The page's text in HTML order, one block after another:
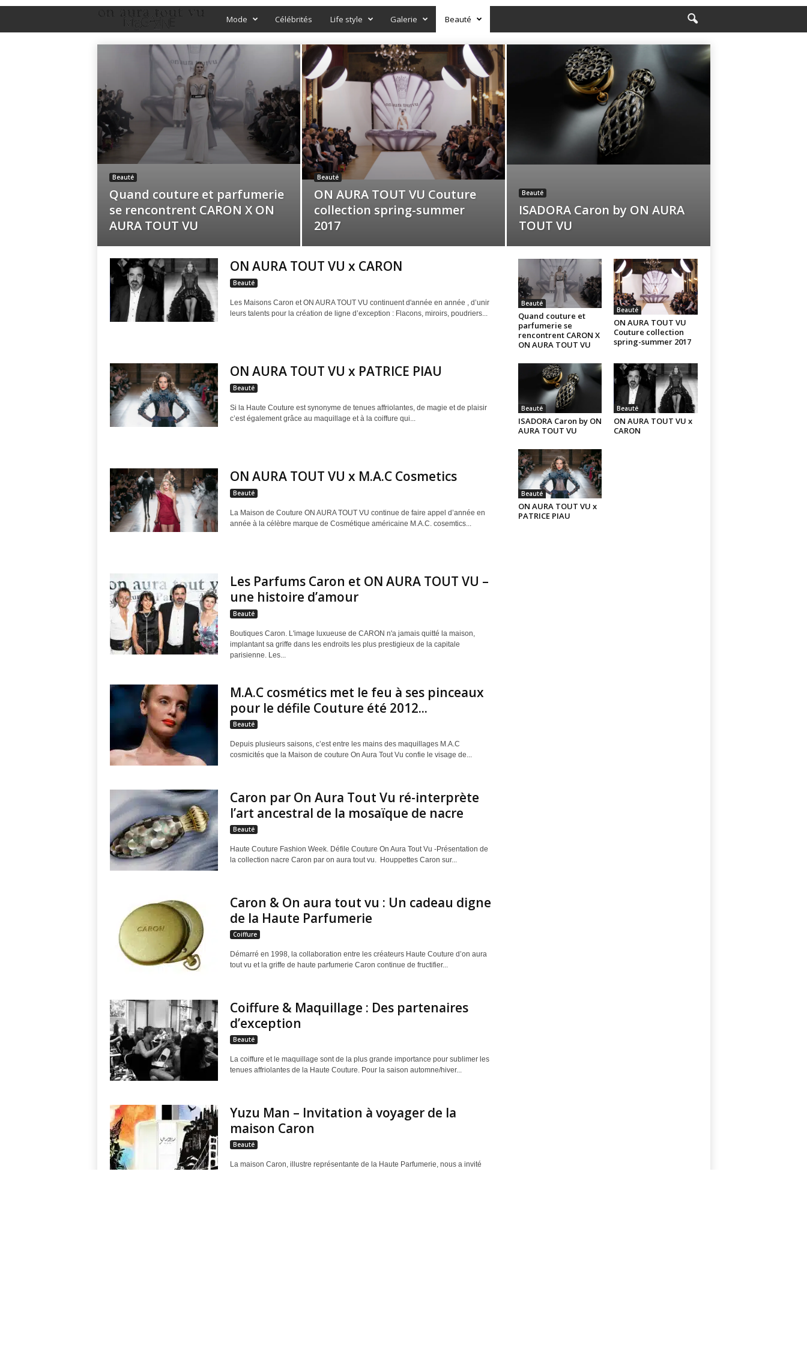
f
i
l
a
g
i
n
e
f
F
r
c
h
H
n
A
t
Mode Célébrités Life style Galerie Beauté
Beauté
Quand couture et parfumerie
se rencontrent CARON X ON
AURA TOUT VU
Beauté
ON AURA TOUT VU Couture
collection spring-summer
2017
Beauté
ISADORA Caron by ON AURA
TOUT VU
ON AURA TOUT VU x CARON
Beauté
Les Maisons Caron et ON AURA TOUT VU continuent d'année en année , d’unir
leurs talents pour la création de ligne d’exception : Flacons, miroirs, poudriers...
ON AURA TOUT VU x PATRICE PIAU
Beauté
Si la Haute Couture est synonyme de tenues affriolantes, de magie et de plaisir
c’est également grâce au maquillage et à la coiffure qui...
ON AURA TOUT VU x M.A.C Cosmetics
Beauté
La Maison de Couture ON AURA TOUT VU continue de faire appel d’année en
année à la célèbre marque de Cosmétique américaine M.A.C. cosemtics...
Les Parfums Caron et ON AURA TOUT VU –
une histoire d’amour
Beauté
Boutiques Caron. L'image luxueuse de CARON n'a jamais quitté la maison,
implantant sa griffe dans les endroits les plus prestigieux de la capitale
parisienne. Les...
M.A.C cosmétics met le feu à ses pinceaux
pour le défile Couture été 2012...
Beauté
Depuis plusieurs saisons, c’est entre les mains des maquillages M.A.C
cosmicités que la Maison de couture On Aura Tout Vu confie le visage de...
Caron par On Aura Tout Vu ré-interprète
l’art ancestral de la mosaïque de nacre
Beauté
Haute Couture Fashion Week. Défile Couture On Aura Tout Vu -Présentation de
la collection nacre Caron par on aura tout vu. Houppettes Caron sur...
Caron & On aura tout vu : Un cadeau digne
de la Haute Parfumerie
Coiffure
Démarré en 1998, la collaboration entre les créateurs Haute Couture d’on aura
tout vu et la griffe de haute parfumerie Caron continue de fructifier...
Coiffure & Maquillage : Des partenaires
d’exception
Beauté
La coiffure et le maquillage sont de la plus grande importance pour sublimer les
tenues affriolantes de la Haute Couture. Pour la saison automne/hiver...
Yuzu Man – Invitation à voyager de la
maison Caron
Beauté
La maison Caron, illustre représentante de la Haute Parfumerie, nous a invité
Beauté
Quand couture et
parfumerie se
rencontrent CARON X
ON AURA TOUT VU
Beauté
ON AURA TOUT VU
Couture collection
spring-summer 2017
Beauté
ISADORA Caron by ON
AURA TOUT VU
Beauté
ON AURA TOUT VU x
CARON
Beauté
ON AURA TOUT VU x
PATRICE PIAU